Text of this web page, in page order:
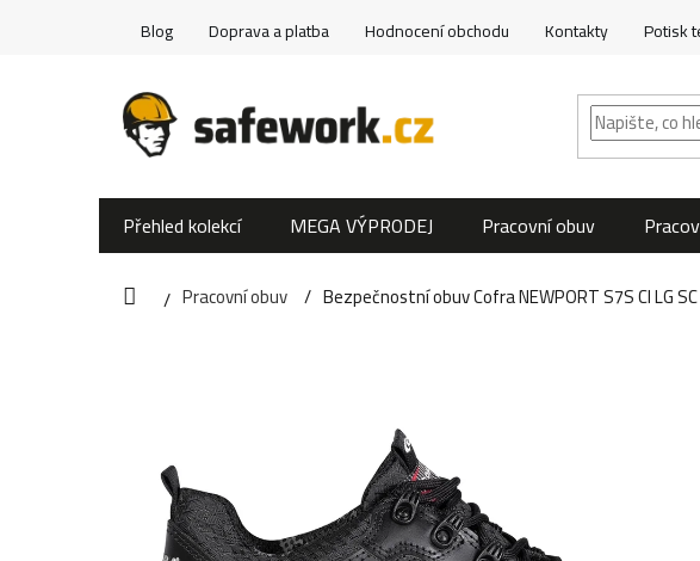
Blog Doprava a platba Hodnocení obchodu Kontakty Potisk
Přehled kolekcí MEGA VÝPRODEJ Pracovní obuv
DomůPracovní obuv Bezpečnostní obuv Cofra NEWPORT S7S CI LG SC